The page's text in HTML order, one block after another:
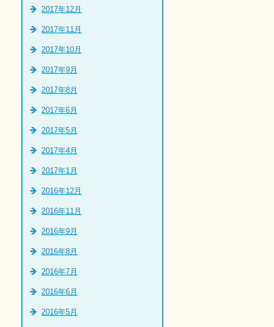
2017年12月
2017年11月
2017年10月
2017年9月
2017年8月
2017年6月
2017年5月
2017年4月
2017年1月
2016年12月
2016年11月
2016年9月
2016年8月
2016年7月
2016年6月
2016年5月